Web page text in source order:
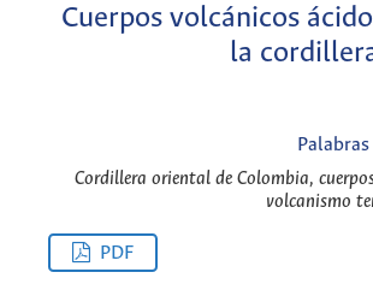
Cuerpos volcánicos
la
Cordillera oriental de Colombia,
volcanismo
PDF